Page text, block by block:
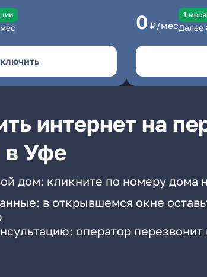
0 ₽/мес
1
Далее
интернет на
в Уфе
дом: кликните по номеру дома
в открывшемся окне
оператор